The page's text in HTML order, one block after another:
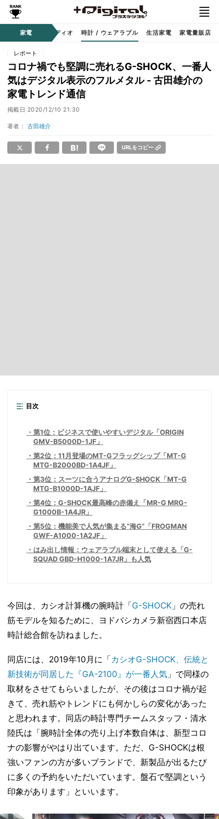
家電
サウンド / オーディオ 時計 / ウェアラブル 生活家電 家電量販店
レポート
コロナ禍でも堅調に売れるG-SHOCK、一番人
気はデジタル表示のフルメタル - 古田雄介の
家電トレンド通信
掲載日 2020/12/10 21:30
著者： 古田雄介
URLをコピー
目次
第1位：ビジネスで使いやすいデジタル「ORIGIN
GMV-B5000D-1JF」
第2位：11月登場のMT-Gフラッグシップ「MT-G
MTG-B2000BD-1A4JF」
第3位：スーツに合うアナログG-SHOCK「MT-G
MTG-B1000D-1AJF」
第4位：G-SHOCK最高峰の赤備え「MR-G MRG-
G1000B-1A4JR」
第5位：機能美で人気が集まる“海G”「FROGMAN
GWF-A1000-1A2JF」
はみ出し情報：ウェアラブル端末として使える「G-
SQUAD GBD-H1000-1A7JR」も人気
今回は、カシオ計算機の腕時計「 G-SHOCK 」の売れ
筋モデルを知るために、ヨドバシカメラ新宿西口本店
時計総合館を訪ねました。
同店には、2019年10月に「 カシオG-SHOCK、伝統と
新技術が同居した『GA-2100』が一番人気 」で同様の
取材をさせてもらいましたが、その後はコロナ禍が起
きて、売れ筋やトレンドにも何かしらの変化があった
と思われます。同店の時計専門チームスタッフ・清水
陸氏は「腕時計全体の売り上げ本数自体は、新型コロ
ナの影響がやはり出ています。ただ、G-SHOCKは根
強いファンの方が多いブランドで、新製品が出るたび
に多くの予約をいただいています。盤石で堅調という
印象があります」といいます。